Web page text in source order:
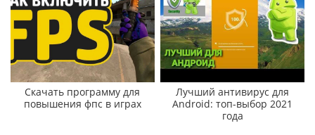
Скачать программу для
повышения фпс в играх
Лучший антивирус для
Android: топ-выбор 2021
года